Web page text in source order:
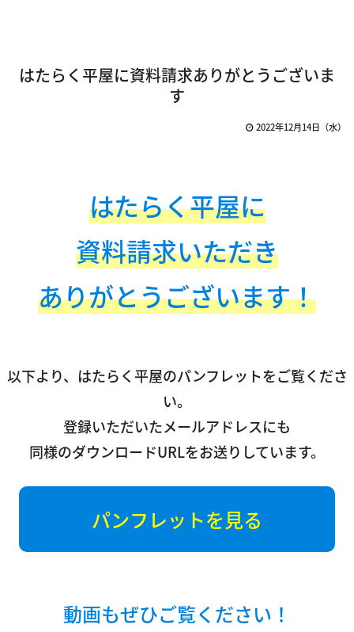
はたらく平屋に資料請求ありがとうございま
す
2022年12月14日（水）
はたらく平屋に
資料請求いただき
ありがとうございます！
以下より、はたらく平屋のパンフレットをご覧くださ
い。
登録いただいたメールアドレスにも
同様のダウンロードURLをお送りしています。
パンフレットを見る
動画もぜひご覧ください！